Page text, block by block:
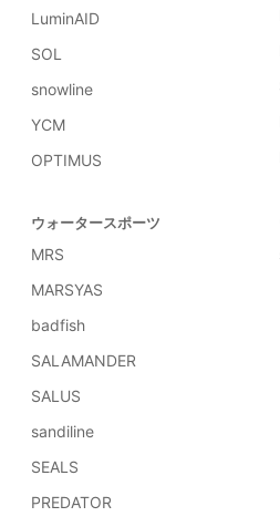
LuminAID
SOL
snowline
YCM
OPTIMUS
ウォータースポーツ
MRS
MARSYAS
badfish
SALAMANDER
SALUS
sandiline
SEALS
PREDATOR